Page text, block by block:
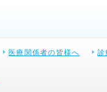
医療関係者の皆様へ 診